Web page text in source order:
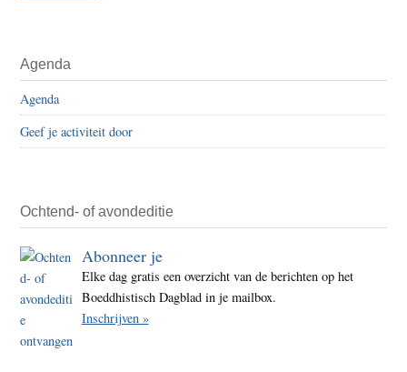
Agenda
Agenda
Geef je activiteit door
Ochtend- of avondeditie
Abonneer je
Elke dag gratis een overzicht van de berichten op het
Boeddhistisch Dagblad in je mailbox.
Inschrijven »